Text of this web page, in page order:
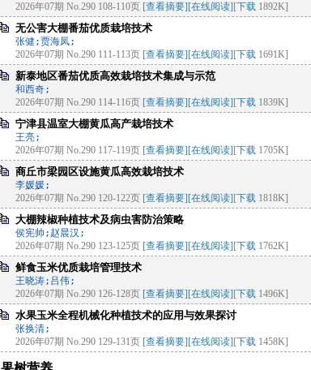
2026年07期 No.290 108-110页 [查看摘要][在线阅读] [下载 1892K]
无公害大棚番茄优质栽培技术
张健;贾海凤;
2026年07期 No.290 111-113页 [查看摘要][在线阅读] [下载 1691K]
新泰地区番茄优质高效栽培技术集成与示范
和西奇;
2026年07期 No.290 114-116页 [查看摘要][在线阅读] [下载 1839K]
宁津县温室大棚黄瓜高产栽培技术
王亮;
2026年07期 No.290 117-119页 [查看摘要][在线阅读] [下载 1705K]
商丘市梁园区设施黄瓜高效栽培技术
李媛媛;
2026年07期 No.290 120-122页 [查看摘要][在线阅读] [下载 1818K]
大棚辣椒种植技术及病虫害防治策略
侯宪帅;赵晨汉;
2026年07期 No.290 123-125页 [查看摘要][在线阅读] [下载 1762K]
鲜食玉米优质栽培管理技术
王晓涛;吕伟;
2026年07期 No.290 126-128页 [查看摘要][在线阅读] [下载 1496K]
水果玉米全程机械化种植技术的应用与效果探讨
张换清;
2026年07期 No.290 129-131页 [查看摘要][在线阅读] [下载 1458K]